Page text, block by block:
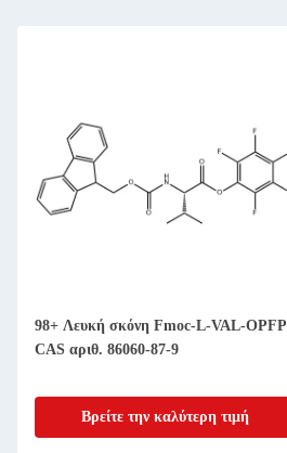
98+ Λευκή σκόνη Fmoc-L-VAL-OPFP
CAS αριθ. 86060-87-9
Βρείτε την καλύτερη τιμή